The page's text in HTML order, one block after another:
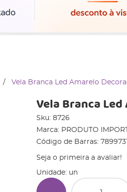
Vela Branca Led Amarelo
Vela Branca
Sku: 8726
Marca: PRODUTO
Código de Barras:
Seja o primeira a avaliar!
Unidade: un